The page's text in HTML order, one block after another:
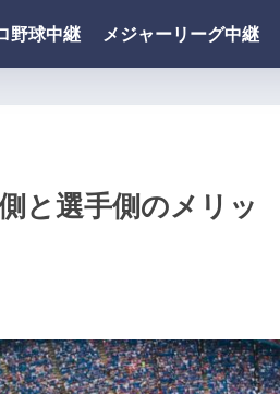
野球中継 メジャーリーグ中継
と選手側のメリッ